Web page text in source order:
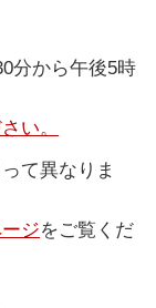
分から午後5時
い。
て異なりま
ジをご覧くだ